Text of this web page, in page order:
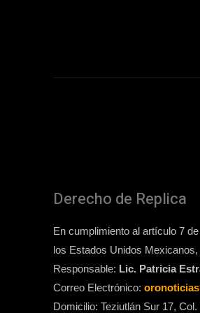
Derecho de Replica
En cumplimiento al artículo 7
los Estados Unidos
Responsable: Lic. Patricia
Correo Electrónico:
Domicilio: Teziutlán Sur 17,